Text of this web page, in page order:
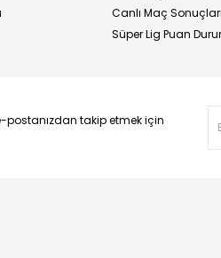
Canlı Maç Sonuçları
Süper Lig Puan
postanızdan takip etmek için